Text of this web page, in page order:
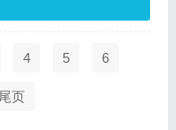
是主力资金的动向。此
需要密切关注政策变
4 5 6
尾页